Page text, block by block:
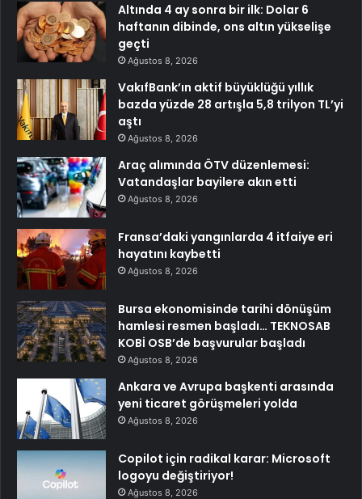
Altında 4 ay sonra bir ilk: Dolar 6
haftanın dibinde, ons altın yükselişe
geçti
Ağustos 8, 2026
VakıfBank’ın aktif büyüklüğü yıllık
bazda yüzde 28 artışla 5,8 trilyon TL’yi
aştı
Ağustos 8, 2026
Araç alımında ÖTV düzenlemesi:
Vatandaşlar bayilere akın etti
Ağustos 8, 2026
Fransa’daki yangınlarda 4 itfaiye eri
hayatını kaybetti
Ağustos 8, 2026
Bursa ekonomisinde tarihi dönüşüm
hamlesi resmen başladı… TEKNOSAB
KOBİ OSB’de başvurular başladı
Ağustos 8, 2026
Ankara ve Avrupa başkenti arasında
yeni ticaret görüşmeleri yolda
Ağustos 8, 2026
Copilot için radikal karar: Microsoft
logoyu değiştiriyor!
Ağustos 8, 2026